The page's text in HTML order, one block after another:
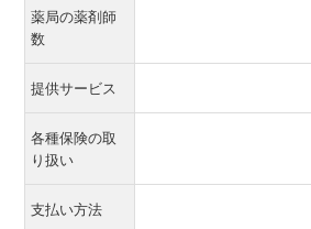
薬局の薬剤師
数
提供サービス
各種保険の取
り扱い
支払い方法